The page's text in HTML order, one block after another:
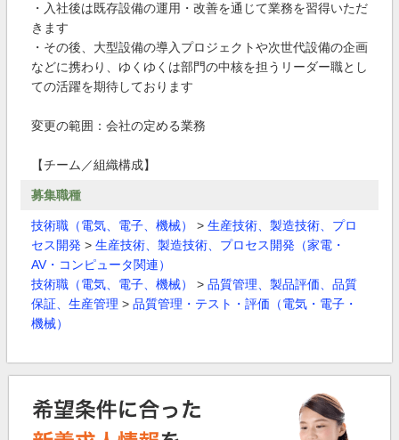
・入社後は既存設備の運用・改善を通じて業務を習得いただ
きます
・その後、大型設備の導入プロジェクトや次世代設備の企画
などに携わり、ゆくゆくは部門の中核を担うリーダー職とし
ての活躍を期待しております
変更の範囲：会社の定める業務
【チーム／組織構成】
募集職種
技術職（電気、電子、機械） > 生産技術、製造技術、プロ
セス開発 > 生産技術、製造技術、プロセス開発（家電・
AV・コンピュータ関連）
技術職（電気、電子、機械）
> 品質管理、製品評価、品質
保証、生産管理 > 品質管理・テスト・評価（電気・電子・
機械）